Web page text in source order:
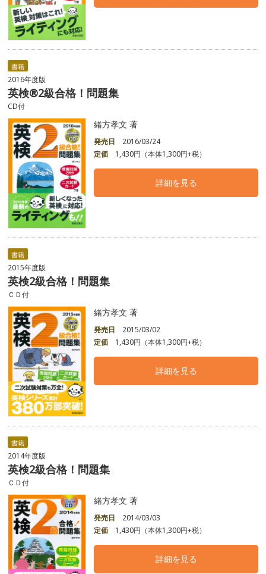
書籍
2016年度版
英検®2級合格！問題集
CD付
緒方孝文 著
発売日
2016/03/24
定価
1,430円（本体1,300円+税）
詳細を見る
書籍
2015年度版
英検2級合格！問題集
ＣＤ付
緒方孝文 著
発売日
2015/03/02
定価
1,430円（本体1,300円+税）
詳細を見る
書籍
2014年度版
英検2級合格！問題集
ＣＤ付
緒方孝文 著
発売日
2014/03/03
定価
1,430円（本体1,300円+税）
詳細を見る